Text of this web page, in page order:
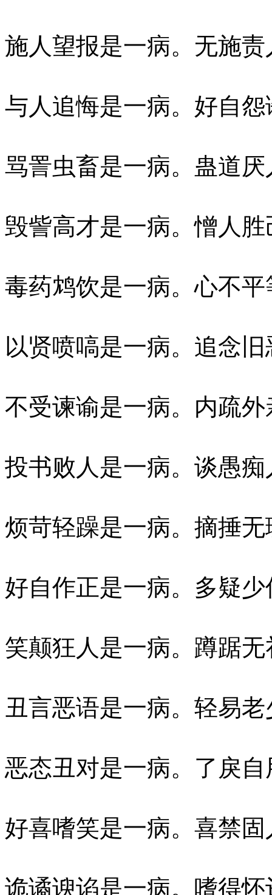
施人望报是一病。无施
与人追悔是一病。好自
骂詈虫畜是一病。蛊道
毁訾高才是一病。憎人
毒药鸩饮是一病。心不
以贤喷嗃是一病。追念
不受谏谕是一病。内疏
投书败人是一病。谈愚
烦苛轻躁是一病。摘捶
好自作正是一病。多疑
笑颠狂人是一病。蹲踞
丑言恶语是一病。轻易
恶态丑对是一病。了戾
好喜嗜笑是一病。喜禁
诡谲谀谄是一病。嗜得